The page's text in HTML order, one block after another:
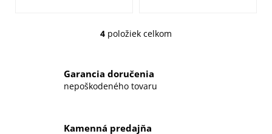
O
á
d
4 položiek celkom
Garancia doručenia
nepoškodeného tovaru
Kamenná predajňa